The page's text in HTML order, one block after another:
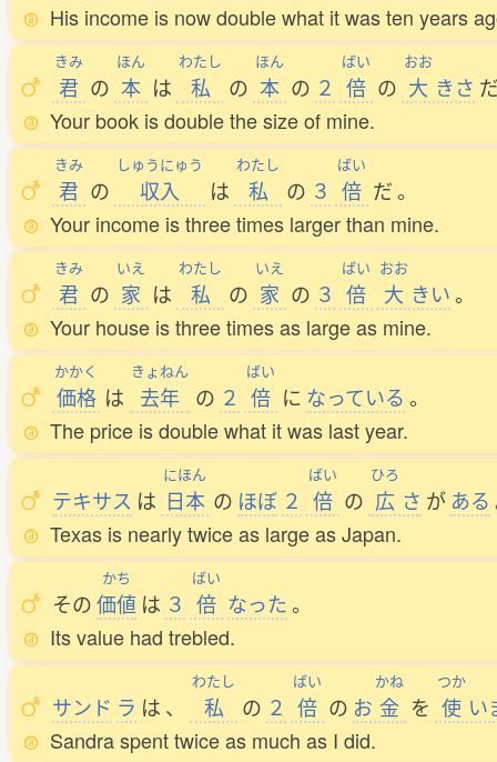
His income is now double what it was ten years
きみ
君 の
ほん
本 は
わたし
私 の
ほん
本 の ２
ばい
倍 の
おお
大 きさ だ
Your book is double the size of mine.
きみ
君 の
しゅうにゅう
収入 は
わたし
私 の ３
ばい
倍 だ。
Your income is three times larger than mine.
きみ
君 の
いえ
家 は
わたし
私 の
いえ
家 の ３
ばい
倍
おお
大 きい。
Your house is three times as large as mine.
かかく
価格 は
きょねん
去年 の ２
ばい
倍 に なっている 。
The price is double what it was last year.
テキサス は
にほん
日本 の ほぼ ２
ばい
倍 の
ひろ
広 さ が ある
Texas is nearly twice as large as Japan.
その
かち
価値 は ３
ばい
倍 なった。
Its value had trebled.
サンド ラ は 、
わたし
私 の ２
ばい
倍 の お
かね
金 を
つか
使 い
Sandra spent twice as much as I did.